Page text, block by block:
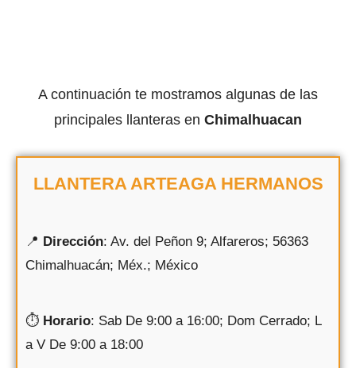
A continuación te mostramos algunas de las
principales llanteras en Chimalhuacan
LLANTERA ARTEAGA HERMANOS
📍 Dirección: Av. del Peñon 9; Alfareros; 56363
Chimalhuacán; Méx.; México
⏱ Horario: Sab De 9:00 a 16:00; Dom Cerrado; L
a V De 9:00 a 18:00